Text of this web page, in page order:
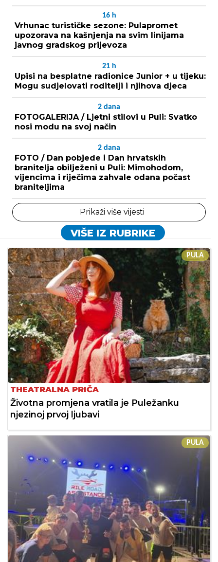
16 h
Vrhunac turističke sezone: Pulapromet
upozorava na kašnjenja na svim linijama
javnog gradskog prijevoza
21 h
Upisi na besplatne radionice Junior + u tijeku:
Mogu sudjelovati roditelji i njihova djeca
2 dana
FOTOGALERIJA / Ljetni stilovi u Puli: Svatko
nosi modu na svoj način
2 dana
FOTO / Dan pobjede i Dan hrvatskih
branitelja obilježeni u Puli: Mimohodom,
vijencima i riječima zahvale odana počast
braniteljima
Prikaži više vijesti
VIŠE IZ RUBRIKE
PULA
THEATRALNA PRIČA
Životna promjena vratila je Puležanku
njezinoj prvoj ljubavi
PULA